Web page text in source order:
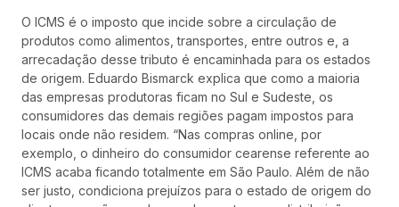
O ICMS é o imposto que incide sobre a circulação de
produtos como alimentos, transportes, entre outros e, a
arrecadação desse tributo é encaminhada para os estados
de origem. Eduardo Bismarck explica que como a maioria
das empresas produtoras ficam no Sul e Sudeste, os
consumidores das demais regiões pagam impostos para
locais onde não residem. “Nas compras online, por
exemplo, o dinheiro do consumidor cearense referente ao
ICMS acaba ficando totalmente em São Paulo. Além de não
ser justo, condiciona prejuízos para o estado de origem do